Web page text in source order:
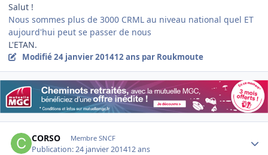
Salut !
Nous sommes plus de 3000 CRML au niveau national quel ET
aujourd'hui peut se passer de nous
L'ETAN.
Modifié24 janvier 201412 ans par Roukmoute
CORSO Membre SNCF
Publication:24 janvier 201412 ans